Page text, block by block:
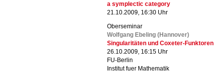
a symplectic category
21.10.2009, 16:30 Uhr
Oberseminar
Wolfgang Ebeling (Hannover)
Singularitäten und Coxeter-Funktoren
26.10.2009, 16:15 Uhr
FU-Berlin
Institut fuer Mathematik